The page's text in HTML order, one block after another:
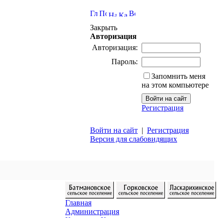
Закрыть
Авторизация
Авторизация:
Пароль:
Запомнить меня
на этом компьютере
Регистрация
Войти на сайт | Регистрация
Версия для слабовидящих
Главная
Администрация